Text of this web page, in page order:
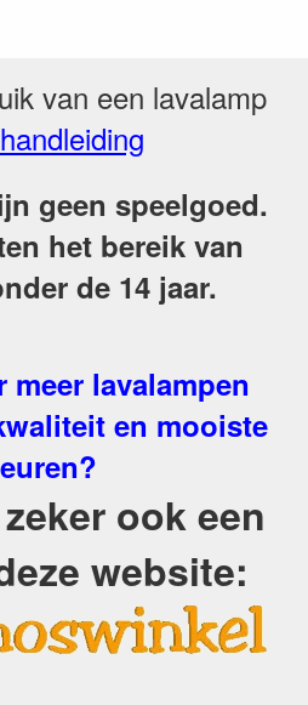
van een lavalamp
geen speelgoed.
het bereik van
de 14 jaar.
meer lavalampen
en mooiste
ook een
website: